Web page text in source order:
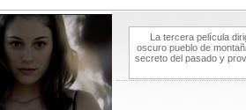
La tercera película
oscuro pueblo de
secreto del pasado y